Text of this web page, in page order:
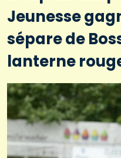
Jeunesse
sépare de
lanterne